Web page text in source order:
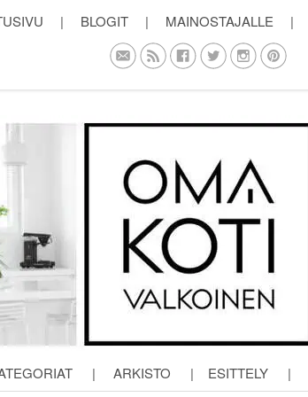
| BLOGIT | MAINOSTAJALLE |
| ARKISTO | ESITTELY |